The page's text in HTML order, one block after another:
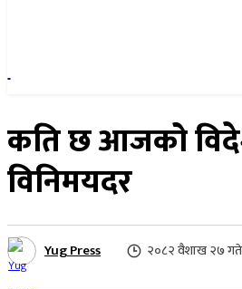
कति छ आजको
विनिमयदर
Yug Press २०८२ वैशाख २७